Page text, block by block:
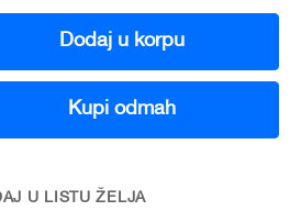
Dodaj u korpu
Kupi odmah
U LISTU ŽELJA